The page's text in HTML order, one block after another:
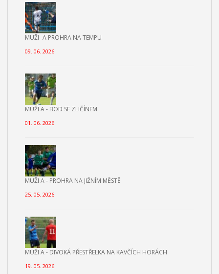
MUŽI -A PROHRA NA TEMPU
09. 06. 2026
MUŽI A - BOD SE ZLIČÍNEM
01. 06. 2026
MUŽI A - PROHRA NA JIŽNÍM MĚSTĚ
25. 05. 2026
MUŽI A - DIVOKÁ PŘESTŘELKA NA KAVČÍCH HORÁCH
19. 05. 2026